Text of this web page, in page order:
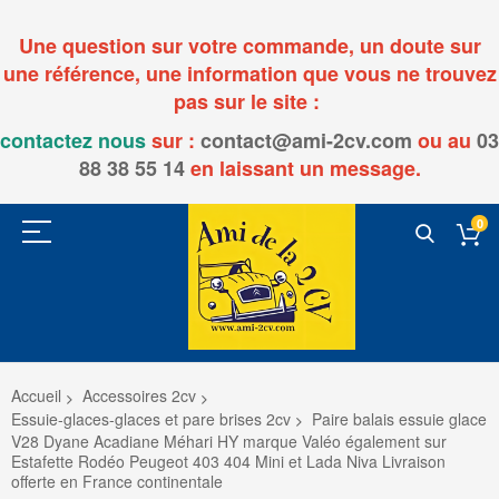
Une question sur votre commande, un doute sur
une référence, une information que vous ne trouvez
pas sur le site :
contactez noussur : contact@ami-2cv.com ou au 03
88 38 55 14en laissant un message.
0
Accueil
Accessoires 2cv
Essuie-glaces-glaces et pare brises 2cv
Paire balais essuie glace
V28 Dyane Acadiane Méhari HY marque Valéo également sur
Estafette Rodéo Peugeot 403 404 Mini et Lada Niva Livraison
offerte en France continentale